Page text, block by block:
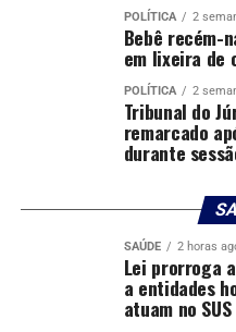
Inadimplência atinge
de MT; dívida média é de
POLÍTICA 2
Bebê recém-
em lixeira de
POLÍTICA 2
Tribunal do
remarcado
durante
SAÚDE 2 horas
Lei prorroga
a entidades
atuam no SUS